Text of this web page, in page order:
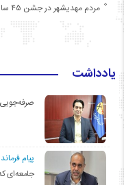
مردم مهدیشهر در جشن ۴۵ سالگیِ انقلاب
یادداشت
پیام
جامعه‌ای